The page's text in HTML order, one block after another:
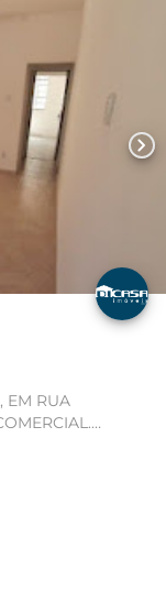
chevron_right
EM RUA
ÁREA NA...